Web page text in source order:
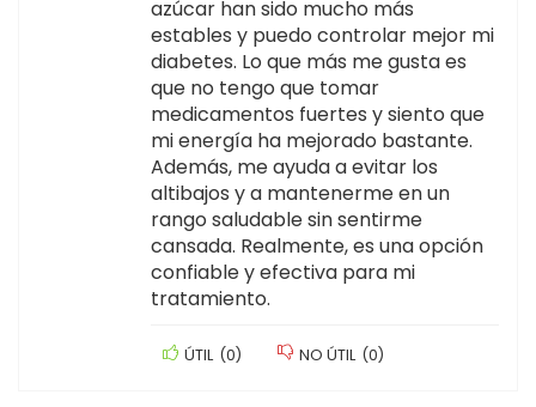
azúcar han sido mucho más
estables y puedo controlar mejor mi
diabetes. Lo que más me gusta es
que no tengo que tomar
medicamentos fuertes y siento que
mi energía ha mejorado bastante.
Además, me ayuda a evitar los
altibajos y a mantenerme en un
rango saludable sin sentirme
cansada. Realmente, es una opción
confiable y efectiva para mi
tratamiento.
ÚTIL (0) NO ÚTIL (0)